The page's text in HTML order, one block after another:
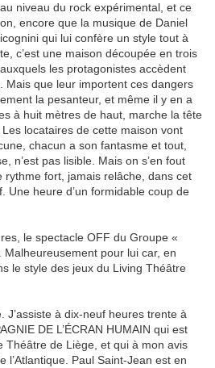
niveau du rock expérimental, et ce
encore que la musique de Daniel
qui lui confère un style tout à
c’est une maison découpée en trois
les protagonistes accèdent
Mais que leur importent ces dangers
la pesanteur, et même il y en a
à huit mètres de haut, marche la tête
locataires de cette maison vont
chacun a son fantasme et tout,
n’est pas lisible. Mais on s’en fout
rythme fort, jamais relâche, dans cet
Une heure d’un formidable coup de
le spectacle OFF du Groupe «
Malheureusement pour lui car, en
le style des jeux du Living Théâtre
J’assiste à dix-neuf heures trente à
DE L’ÉCRAN HUMAIN qui est
Théâtre de Liège, et qui à mon avis
l’Atlantique. Paul Saint-Jean est en